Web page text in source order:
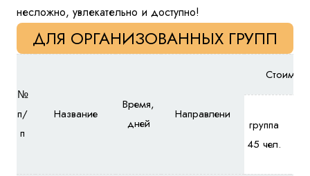
несложно, увлекательно и доступно!
ДЛЯ ОРГАНИЗОВАННЫХ ГРУПП
№
п/
п
Название
Время,
дней
Направлени
группа
45 чел.